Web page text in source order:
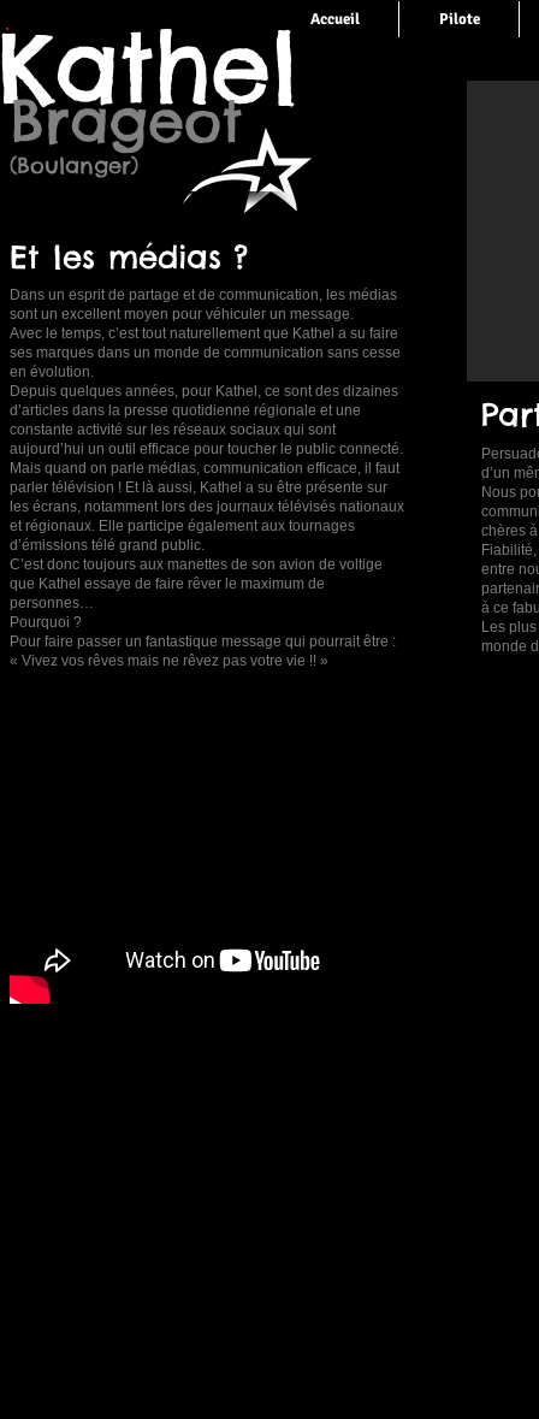
Accueil Pilote
Brageot
(Boulanger)
Et les médias ?
Dans un esprit de partage et de communication, les médias
sont un excellent moyen pour véhiculer un message.
Avec le temps, c’est tout naturellement que Kathel a su faire
ses marques dans un monde de communication sans cesse
en évolution.
Depuis quelques années, pour Kathel, ce sont des dizaines
d’articles dans la presse quotidienne régionale et une
constante activité sur les réseaux sociaux qui sont
aujourd’hui un outil efficace pour toucher le public connecté.
Mais quand on parle médias, communication efficace, il faut
parler télévision ! Et là aussi, Kathel a su être présente sur
les écrans, notamment lors des journaux télévisés nationaux
et régionaux. Elle participe également aux tournages
d’émissions télé grand public.
C’est donc toujours aux manettes de son avion de voltige
que Kathel essaye de faire rêver le maximum de
personnes…
Pourquoi ?
Pour faire passer un fantastique message qui pourrait être :
« Vivez vos rêves mais ne rêvez pas votre vie !! »
d’un
Nous
chères
entre
à ce
Les
monde